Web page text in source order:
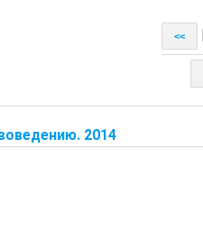
<<
2014